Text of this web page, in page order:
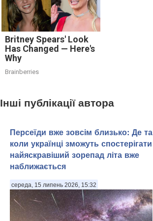
Britney Spears' Look
Has Changed — Here's
Why
Brainberries
Інші публікації автора
Персеїди вже зовсім близько: Де та
коли українці зможуть спостерігати
найяскравіший зорепад літа вже
наближається
середа, 15 липень 2026, 15:32